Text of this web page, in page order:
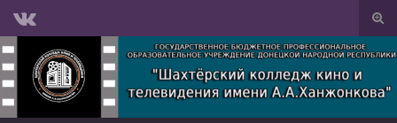
Вкл/
Search for: